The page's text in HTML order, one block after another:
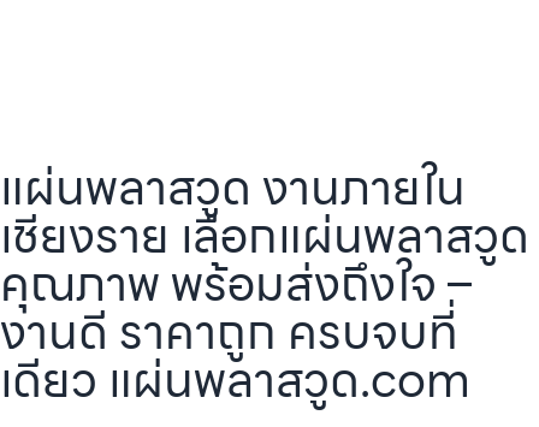
แผ่นพลาสวูด งานภายใน
เชียงราย เลือกแผ่นพลาสวูด
คุณภาพ พร้อมส่งถึงใจ –
งานดี ราคาถูก ครบจบที่
เดียว แผ่นพลาสวูด.com